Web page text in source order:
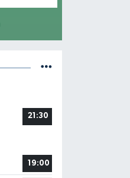
21:30
19:00